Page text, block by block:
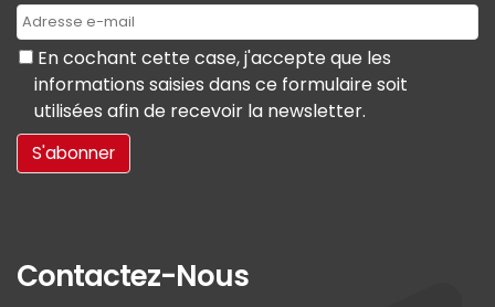
En cochant cette case, j'accepte que les
informations saisies dans ce formulaire soit
utilisées afin de recevoir la newsletter.
Contactez-Nous